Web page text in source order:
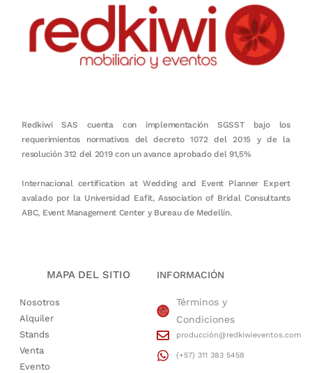
Redkiwi SAS cuenta con implementación SGSST bajo los
requerimientos normativos del decreto 1072 del 2015 y de la
resolución 312 del 2019 con un avance aprobado del 91,5%
Internacional certification at Wedding and Event Planner Expert
avalado por la Universidad Eafit, Association of Bridal Consultants
ABC, Event Management Center y Bureau de Medellín.
MAPA DEL SITIO
Nosotros
Alquiler
Stands
Venta
Evento
INFORMACIÓN
Términos y
Condiciones
producción@redkiwieventos.com
(+57) 311 383 5458